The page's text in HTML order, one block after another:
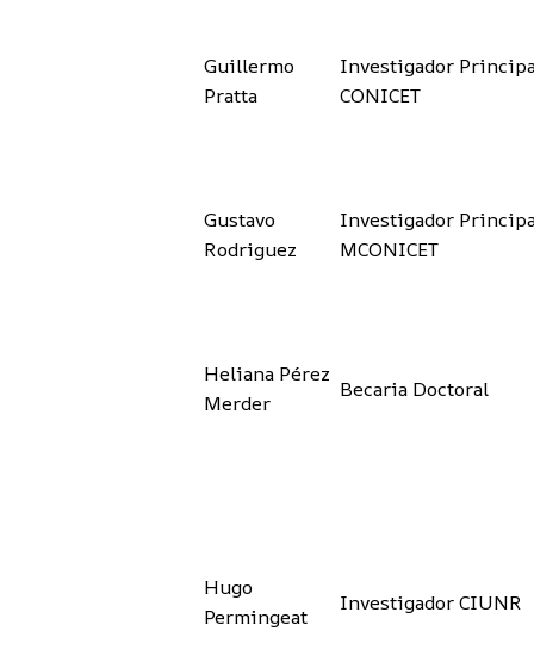
Guillermo
Pratta
Investigador
CONICET
Gustavo
Rodriguez
Investigador
MCONICET
Heliana Pérez
Merder
Becaria Doctoral
Hugo
Permingeat
Investigador CIUNR